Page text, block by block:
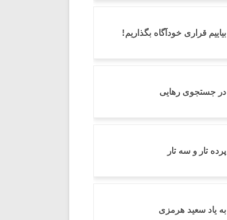
بیاییم قراری خودآگاه بگذاریم!
در جستجوی رهایی
پرده تار و سه تار
به یاد سعید هرمزی